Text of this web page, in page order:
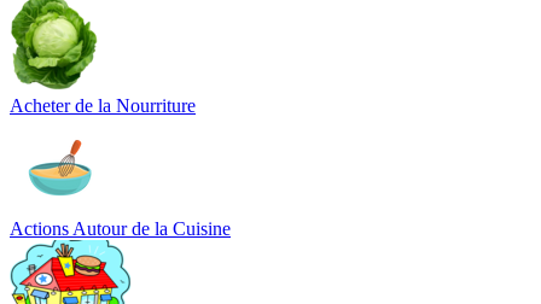
Acheter de la Nourriture
Actions Autour de la Cuisine